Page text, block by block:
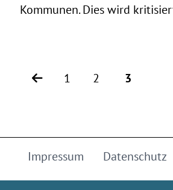
Kommunen. Dies wird
1 2 3
Impressum Datenschutz